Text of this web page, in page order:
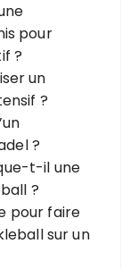
pour
?
un
?
?
t-il une
?
pour faire
sur un